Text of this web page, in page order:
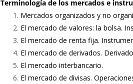
Terminología de los mercados e
Mercados organizados y no
El mercado de valores: la bolsa.
El mercado de renta fija.
El mercado de derivados.
El mercado interbancario.
El mercado de divisas.